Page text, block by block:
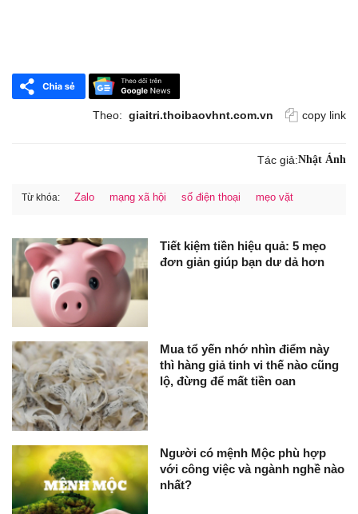
Theo: giaitri.thoibaovhnt.com.vn copy link
Tác giả:Nhật Ánh
Từ khóa: Zalo mạng xã hội số điện thoại mẹo vặt
Tiết kiệm tiền hiệu quả: 5 mẹo
đơn giản giúp bạn dư dả hơn
Mua tổ yến nhớ nhìn điểm này
thì hàng giả tinh vi thế nào cũng
lộ, đừng để mất tiền oan
Người có mệnh Mộc phù hợp
với công việc và ngành nghề nào
nhất?